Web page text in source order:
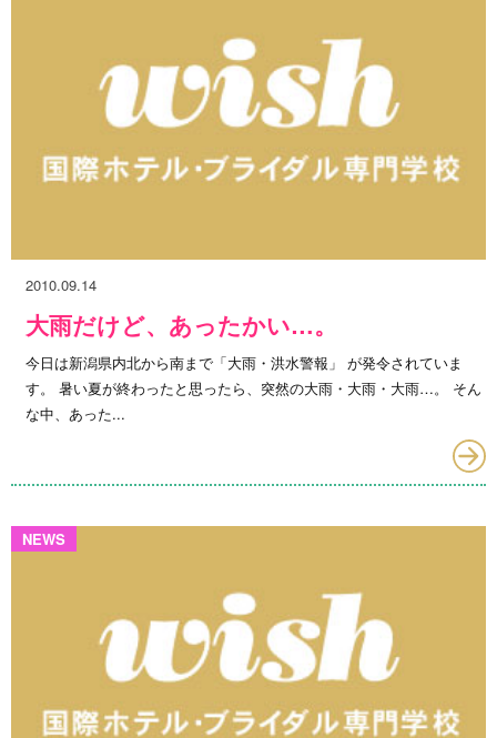
2010.09.14
大雨だけど、あったかい…。
今日は新潟県内北から南まで「大雨・洪水警報」 が発令されていま
す。 暑い夏が終わったと思ったら、突然の大雨・大雨・大雨…。 そん
な中、あった...
NEWS